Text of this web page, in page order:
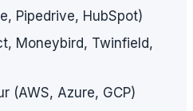
Pipedrive, HubSpot)
Moneybird, Twinfield,
(AWS, Azure, GCP)